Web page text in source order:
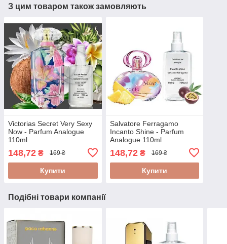
З цим товаром також замовляють
Victorias Secret Very Sexy
Now - Parfum Analogue
110ml
148,72 ₴ 169 ₴
Купити
Salvatore Ferragamo
Incanto Shine - Parfum
Analogue 110ml
148,72₴ 169 ₴
Купити
Подібні товари компанії